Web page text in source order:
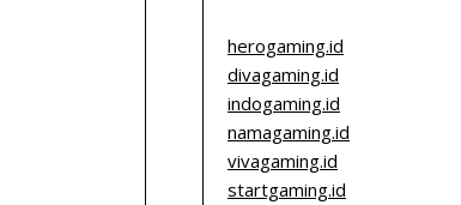
herogaming.id
divagaming.id
indogaming.id
namagaming.id
vivagaming.id
startgaming.id